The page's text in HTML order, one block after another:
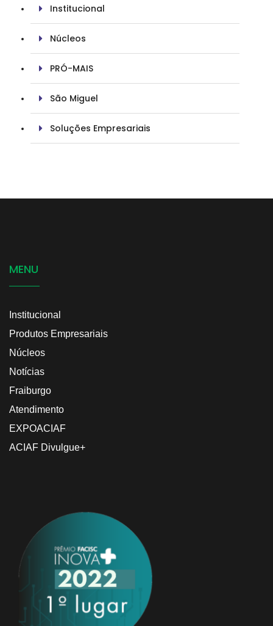
Institucional
Núcleos
PRÓ-MAIS
São Miguel
Soluções Empresariais
MENU
Institucional
Produtos Empresariais
Núcleos
Notícias
Fraiburgo
Atendimento
EXPOACIAF
ACIAF Divulgue+